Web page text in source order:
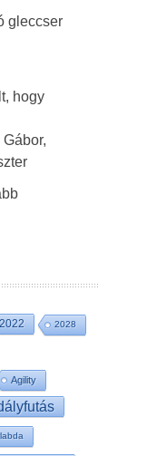
gleccser
hogy
2022 2028
Agility